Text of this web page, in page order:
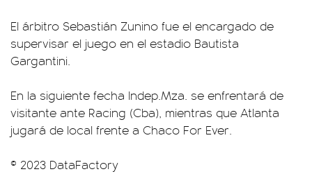
El árbitro Sebastián Zunino fue el encargado de
supervisar el juego en el estadio Bautista
Gargantini.
En la siguiente fecha Indep.Mza. se enfrentará de
visitante ante Racing (Cba), mientras que Atlanta
jugará de local frente a Chaco For Ever.
© 2023 DataFactory